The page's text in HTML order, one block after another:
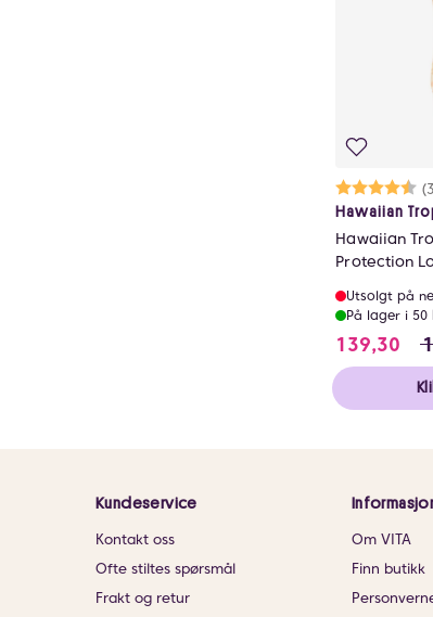
4.7
Hawaiian
Hawaiian
Protection
Utsolgt på
På lager i 50
139,30
Kundeservice
Kontakt oss
Ofte stiltes spørsmål
Frakt og retur
Om VITA
Finn butikk